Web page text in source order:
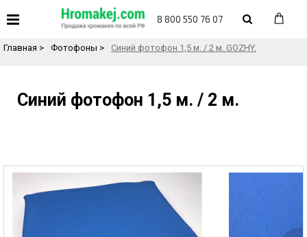
8 800 550 76 07
Назад в каталог товаров
Главная > Фотофоны > Синий фотофон 1,5 м. / 2 м. GOZHY.
Синий фотофон 1,5 м. / 2 м.